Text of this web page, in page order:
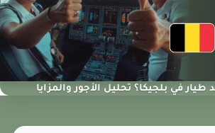
في بلجيكا؟ تحليل الأجور والمزايا